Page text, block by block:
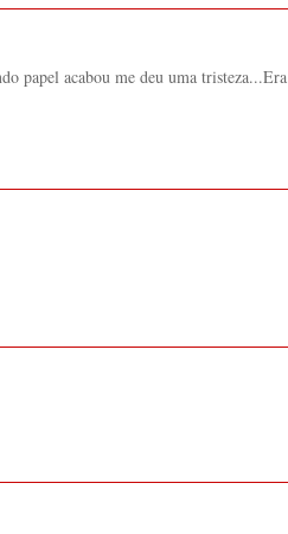
papel acabou me deu uma tristeza...Era